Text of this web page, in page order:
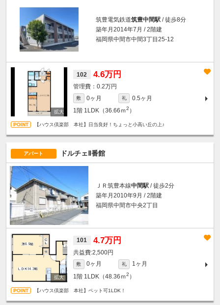
筑豊電気鉄道筑豊中間駅 / 徒歩8分
築年月2014年7月 / 2階建
福岡県中間市中間3丁目25-12
102 4.6万円
0.2万円
敷 0ヶ月 礼
0.5ヶ月
1階 1LDK（36.66ｍ2 ）
【ハウス倶楽部 本社】日当良好！ちょっと小高い丘の上♪
アパート ドルチェⅡ番館
ＪＲ筑豊本線中間駅 / 徒歩2分
築年月2010年9月 / 2階建
福岡県中間市中央2丁目
101 4.7万円
2,500円
敷 0ヶ月 礼
1ヶ月
1階 1LDK（48.36ｍ2 ）
【ハウス倶楽部 本社】ペット可1LDK！